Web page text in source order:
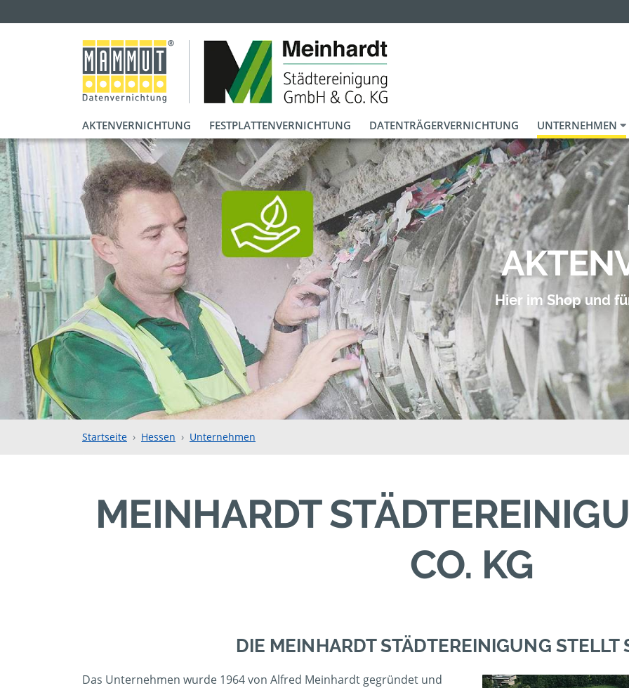
AKTENVERNICHTUNG FESTPLATTENVERNICHTUNG DATENTRÄGERVERNICHTUNG UNTERNEHMEN
Hier im Shop und
Startseite Hessen Unternehmen
MEINHARDT
CO. KG
DIE MEINHARDT STÄDTEREINIGUNG STELLT
Das Unternehmen wurde 1964 von Alfred Meinhardt gegründet und